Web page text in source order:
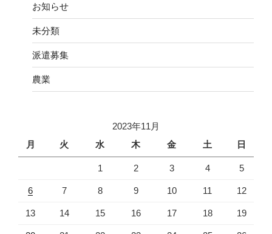
お知らせ
未分類
派遣募集
農業
2023年11月
月
火 水 木 金 土 日
1 2 3 4 5
6 7 8 9 10 11 12
13 14 15 16 17 18 19